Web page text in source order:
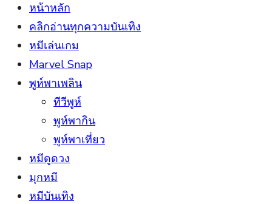
หน้าหลัก
คลิกอ่านทุกความบันเทิง
หมีเล่นเกม
Marvel Snap
พูห์พาเพลิน
ทีวีพูห์
พูห์พากิน
พูห์พาเที่ยว
หมีดูดวง
มุกหมี
หมีบันเทิง